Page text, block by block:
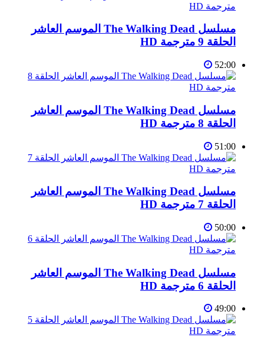
مسلسل The Walking Dead الموسم العاشر
الحلقة 9 مترجمة HD
52:00
مسلسل The Walking Dead الموسم العاشر
الحلقة 8 مترجمة HD
51:00
مسلسل The Walking Dead الموسم العاشر
الحلقة 7 مترجمة HD
50:00
مسلسل The Walking Dead الموسم العاشر
الحلقة 6 مترجمة HD
49:00